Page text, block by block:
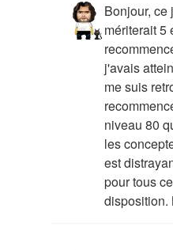
Bonjour, ce
mériterait 5
j'avais
me suis
niveau 80
les
est
pour tous
disposition.